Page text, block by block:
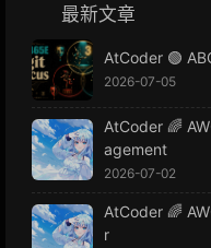
最新文章
AtCoder 🟢
2026-07-05
AtCoder 🌈
agement
2026-07-02
AtCoder 🌈
r